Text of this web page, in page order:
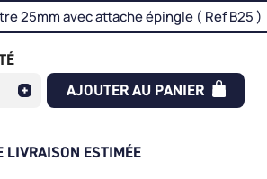
AJOUTER AU PANIER
LIVRAISON ESTIMÉE